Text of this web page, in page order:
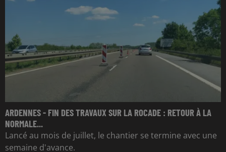
ARDENNES - FIN DES TRAVAUX SUR LA ROCADE : RETOUR À LA
NORMALE...
Lancé au mois de juillet, le chantier se termine avec une
semaine d'avance.